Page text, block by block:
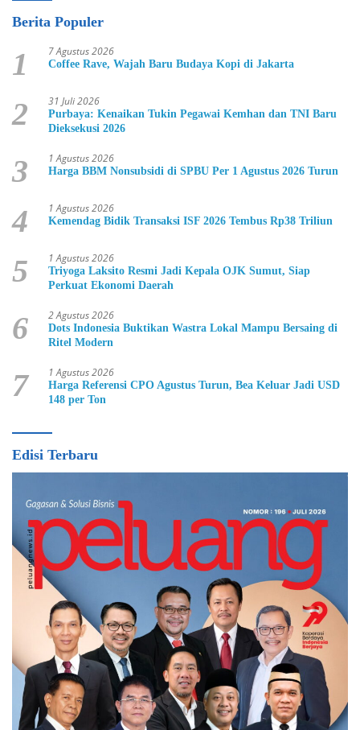
Berita Populer
1 7 Agustus 2026
Coffee Rave, Wajah Baru Budaya Kopi di Jakarta
2 31 Juli 2026
Purbaya: Kenaikan Tukin Pegawai Kemhan dan TNI Baru
Dieksekusi 2026
3 1 Agustus 2026
Harga BBM Nonsubsidi di SPBU Per 1 Agustus 2026 Turun
4 1 Agustus 2026
Kemendag Bidik Transaksi ISF 2026 Tembus Rp38 Triliun
5 1 Agustus 2026
Triyoga Laksito Resmi Jadi Kepala OJK Sumut, Siap
Perkuat Ekonomi Daerah
6 2 Agustus 2026
Dots Indonesia Buktikan Wastra Lokal Mampu Bersaing di
Ritel Modern
7 1 Agustus 2026
Harga Referensi CPO Agustus Turun, Bea Keluar Jadi USD
148 per Ton
Edisi Terbaru